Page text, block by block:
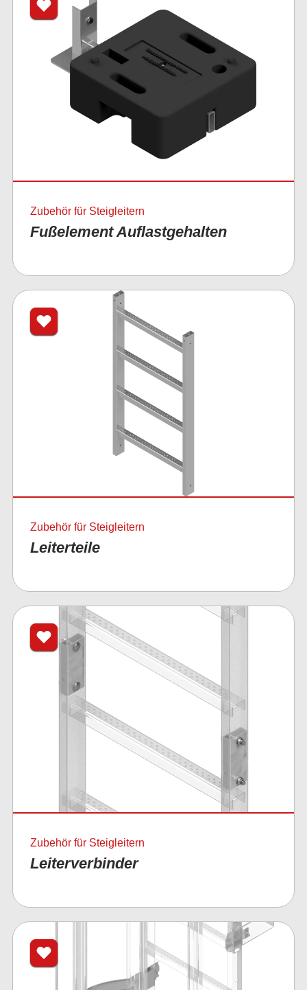
Zubehör für Steigleitern
Fußelement Auflastgehalten
Zubehör für Steigleitern
Leiterteile
Zubehör für Steigleitern
Leiterverbinder